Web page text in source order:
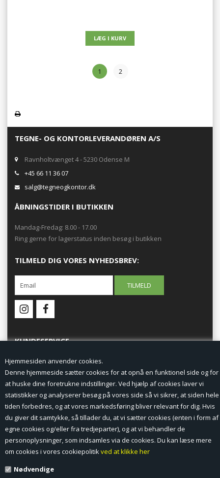
Hjemmesiden anvender cookies.
Denne hjemmeside sætter cookies for at opnå en funktionel side og for
at huske dine foretrukne indstillinger. Ved hjælp af cookies laver vi
statistikker og analyserer besøg på vores side så vi sikrer, at siden hele
tiden forbedres, og at vores markedsføring bliver relevant for dig. Hvis
du giver dit samtykke, så tillader du, at vi sætter cookies (enten i form af
egne cookies og/eller fra tredjeparter), og at vi behandler de
personoplysninger, som indsamles via de cookies. Du kan læse mere
om cookies i vores cookiepolitikved at klikke her
Nødvendige
1 2
TEGNE- OG KONTORLEVERANDØREN A/S
Ravnholtvænget 4 - 5230 Odense M
+45 66 11 36 07
salg@tegneogkontor.dk
ÅBNINGSTIDER I BUTIKKEN
Mandag-Fredag: 8.00 - 17.00
Ring gerne for lagerstatus inden besøg i butikken
TILMELD DIG VORES NYHEDSBREV:
KUNDESERVICE
Min Konto
Nyheder
Vilkår og betingelser
Profil
Erhverv log ind (B2B)